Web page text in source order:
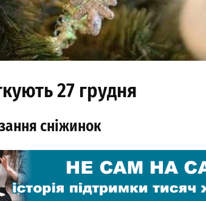
27 грудня
сніжинок